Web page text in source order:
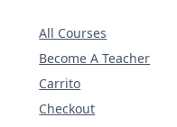
All Courses
Become A Teacher
Carrito
Checkout